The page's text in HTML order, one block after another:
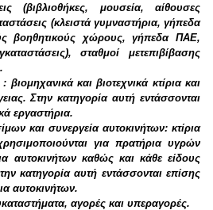
(βιβλιοθήκες, μουσεία, αίθουσες
(κλειστά γυμναστήρια, γήπεδα
βοηθητικούς χώρους, γήπεδα ΠΑΕ,
σταθμοί μετεπιβίβασης
βιομηχανικά και βιοτεχνικά κτίρια και
Στην κατηγορία αυτή εντάσσονται
εργαστήρια.
και συνεργεία αυτοκινήτων: κτίρια
για πρατήρια υγρών
αυτοκινήτων καθώς και κάθε είδους
κατηγορία αυτή εντάσσονται επίσης
αυτοκινήτων.
αγορές και υπεραγορές.